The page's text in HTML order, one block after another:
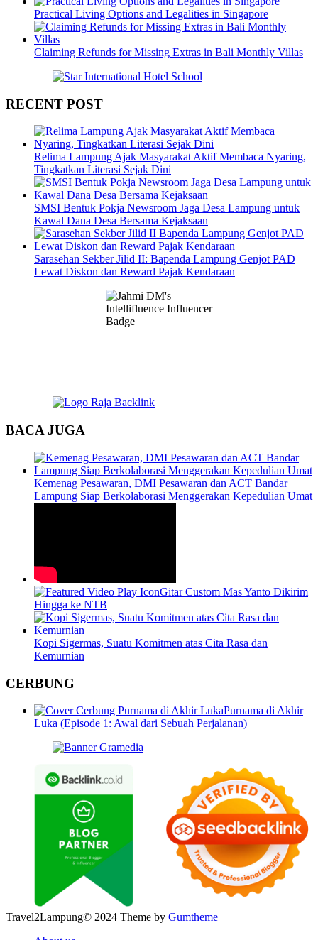
Practical Living Options and Legalities in Singapore
Claiming Refunds for Missing Extras in Bali Monthly Villas
RECENT POST
Relima Lampung Ajak Masyarakat Aktif Membaca Nyaring,
Tingkatkan Literasi Sejak Dini
SMSI Bentuk Pokja Newsroom Jaga Desa Lampung untuk
Kawal Dana Desa Bersama Kejaksaan
Sarasehan Sekber Jilid II: Bapenda Lampung Genjot PAD
Lewat Diskon dan Reward Pajak Kendaraan
BACA JUGA
Kemenag Pesawaran, DMI Pesawaran dan ACT Bandar
Lampung Siap Berkolaborasi Menggerakan Kepedulian Umat
Gitar Custom Mas Yanto Dikirim
Hingga ke NTB
Kopi Sigermas, Suatu Komitmen atas Cita Rasa dan
Kemurnian
CERBUNG
Purnama di Akhir
Luka (Episode 1: Awal dari Sebuah Perjalanan)
Travel2Lampung© 2024 Theme by Gumtheme